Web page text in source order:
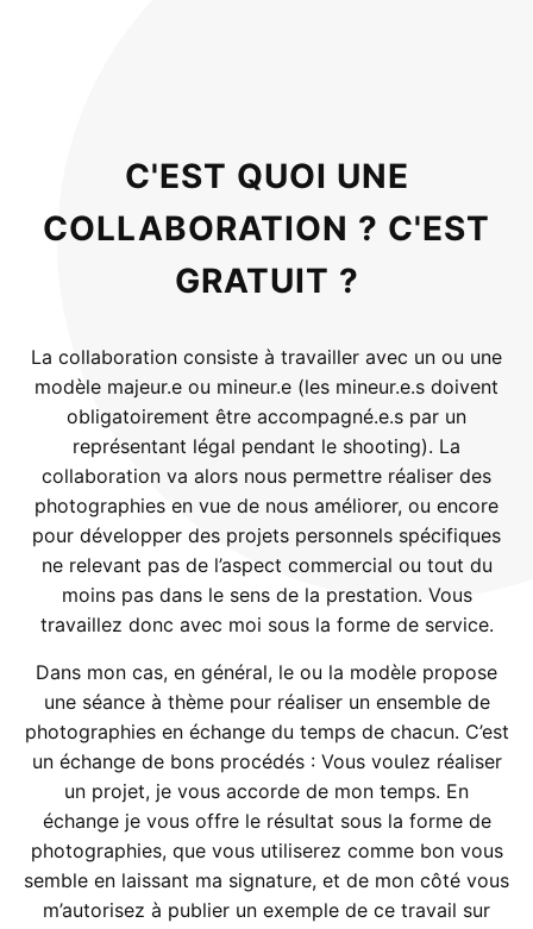
C'EST QUOI UNE
COLLABORATION ? C'EST
GRATUIT ?
La collaboration consiste à travailler avec un ou une
modèle majeur.e ou mineur.e (les mineur.e.s doivent
obligatoirement être accompagné.e.s par un
représentant légal pendant le shooting). La
collaboration va alors nous permettre réaliser des
photographies en vue de nous améliorer, ou encore
pour développer des projets personnels spécifiques
ne relevant pas de l’aspect commercial ou tout du
moins pas dans le sens de la prestation. Vous
travaillez donc avec moi sous la forme de service.
Dans mon cas, en général, le ou la modèle propose
une séance à thème pour réaliser un ensemble de
photographies en échange du temps de chacun. C’est
un échange de bons procédés : Vous voulez réaliser
un projet, je vous accorde de mon temps. En
échange je vous offre le résultat sous la forme de
photographies, que vous utiliserez comme bon vous
semble en laissant ma signature, et de mon côté vous
m’autorisez à publier un exemple de ce travail sur